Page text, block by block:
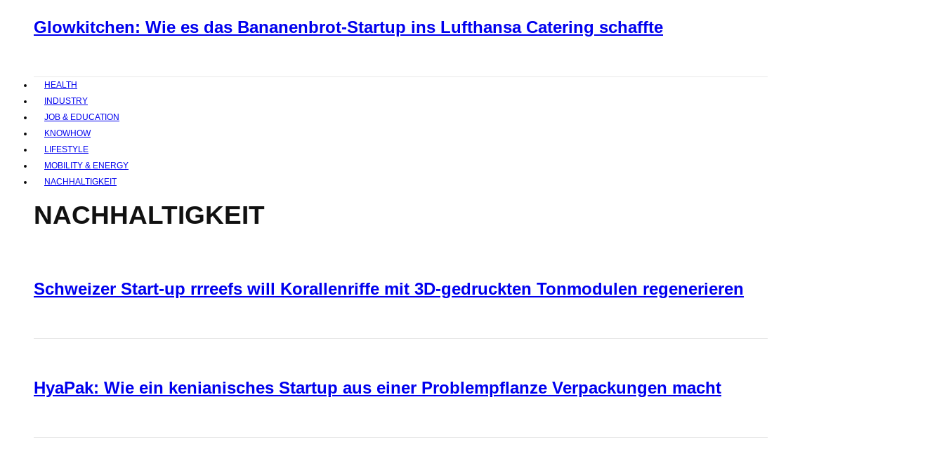
Glowkitchen: Wie es das Bananenbrot-Startup ins Lufthansa Catering schaffte
HEALTH
INDUSTRY
JOB & EDUCATION
KNOWHOW
LIFESTYLE
MOBILITY & ENERGY
NACHHALTIGKEIT
NACHHALTIGKEIT
Schweizer Start-up rrreefs will Korallenriffe mit 3D-gedruckten Tonmodulen regenerieren
HyaPak: Wie ein kenianisches Startup aus einer Problempflanze Verpackungen macht